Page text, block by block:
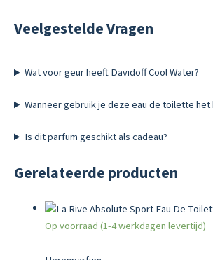
Veelgestelde Vragen
Wat voor geur heeft Davidoff Cool Water?
Wanneer gebruik je deze eau de toilette het
Is dit parfum geschikt als cadeau?
Gerelateerde producten
Op voorraad (1-4 werkdagen levertijd)